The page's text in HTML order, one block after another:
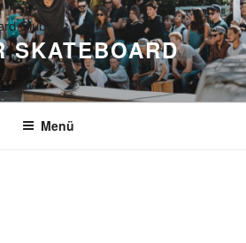
SKATEBOARD
Menü